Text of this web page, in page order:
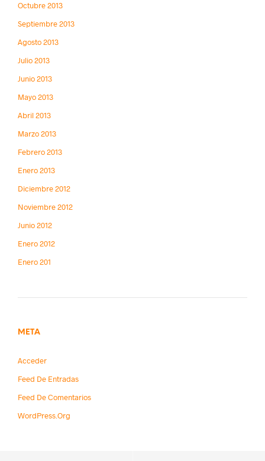
Octubre 2013
Septiembre 2013
Agosto 2013
Julio 2013
Junio 2013
Mayo 2013
Abril 2013
Marzo 2013
Febrero 2013
Enero 2013
Diciembre 2012
Noviembre 2012
Junio 2012
Enero 2012
Enero 201
META
Acceder
Feed De Entradas
Feed De Comentarios
WordPress.org